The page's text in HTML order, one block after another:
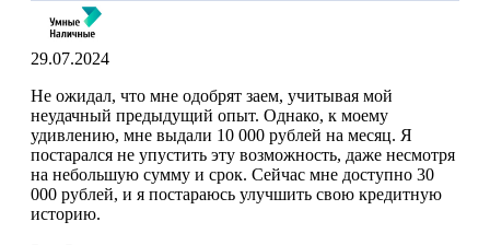
29.07.2024
Не ожидал, что мне одобрят заем, учитывая мой
неудачный предыдущий опыт. Однако, к моему
удивлению, мне выдали 10 000 рублей на месяц. Я
постарался не упустить эту возможность, даже несмотря
на небольшую сумму и срок. Сейчас мне доступно 30
000 рублей, и я постараюсь улучшить свою кредитную
историю.